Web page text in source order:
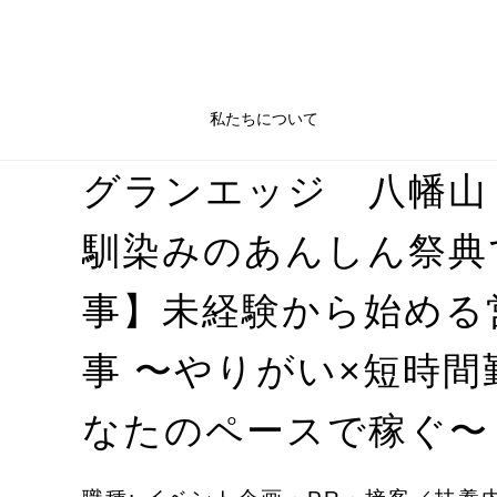
私たちについて
グランエッジ 八幡山
馴染みのあんしん祭
事】未経験から始め
事 〜やりがい×短時間
なたのペースで稼ぐ〜